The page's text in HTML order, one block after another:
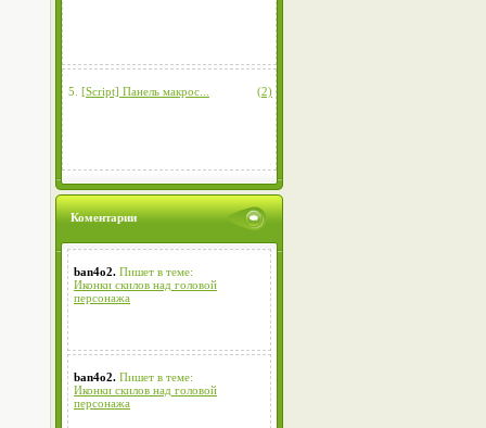
5. [Script] Панель макрос... (2)
Коментарии
ban4o2. Пишет в теме:
Иконки скилов над головой
персонажа
ban4o2. Пишет в теме:
Иконки скилов над головой
персонажа